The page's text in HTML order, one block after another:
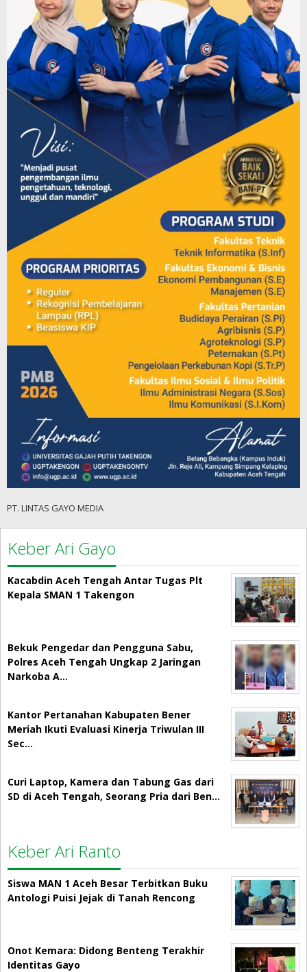
PT. LINTAS GAYO MEDIA
Keber Ari Gayo
Kacabdin Aceh Tengah Antar Tugas Plt
Kepala SMAN 1 Takengon
Bekuk Pengedar dan Pengguna Sabu,
Polres Aceh Tengah Ungkap 2 Jaringan
Narkoba A…
Kantor Pertanahan Kabupaten Bener
Meriah Ikuti Evaluasi Kinerja Triwulan III
Sec…
Curi Laptop, Kamera dan Tabung Gas dari
SD di Aceh Tengah, Seorang Pria dari Ben…
Keber Ari Ranto
Siswa MAN 1 Aceh Besar Terbitkan Buku
Antologi Puisi Jejak di Tanah Rencong
Onot Kemara: Didong Benteng Terakhir
Identitas Gayo